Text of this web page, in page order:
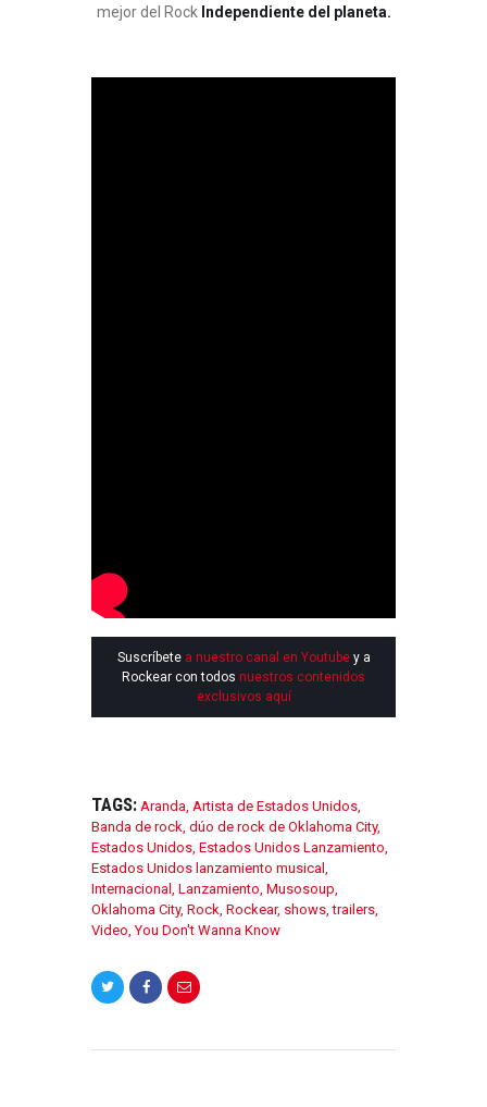
mejor del Rock Independiente del planeta.
Suscríbete a nuestro canal en Youtubey a
Rockear con todos nuestros contenidos
exclusivos aquí
TAGS: Aranda, Artista de Estados Unidos,
Banda de rock, dúo de rock de Oklahoma City,
Estados Unidos, Estados Unidos Lanzamiento,
Estados Unidos lanzamiento musical ,
Internacional , Lanzamiento, Musosoup,
Oklahoma City, Rock, Rockear, shows,trailers,
Video,You Don't Wanna Know